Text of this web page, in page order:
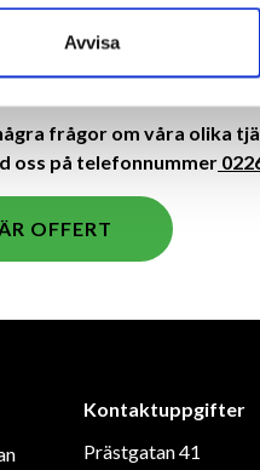
Avvisa
arbetar med ett större eller
kundservice när du ger
frågor om våra olika
oss på telefonnummer
OFFERT
Kontaktuppgifter
Prästgatan 41